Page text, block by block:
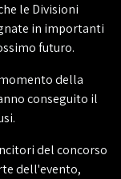
le Divisioni
in importanti
futuro.
della
conseguito il
del concorso
dell'evento,